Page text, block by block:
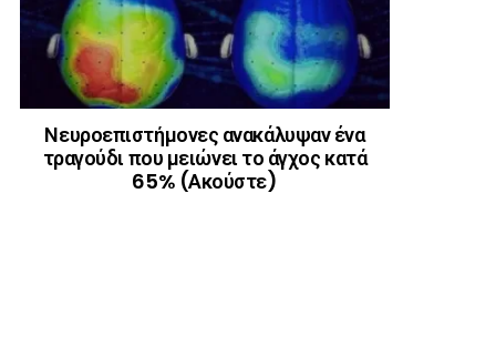
Νευροεπιστήμονες ανακάλυψαν ένα
τραγούδι που μειώνει το άγχος κατά
65% (Ακούστε)